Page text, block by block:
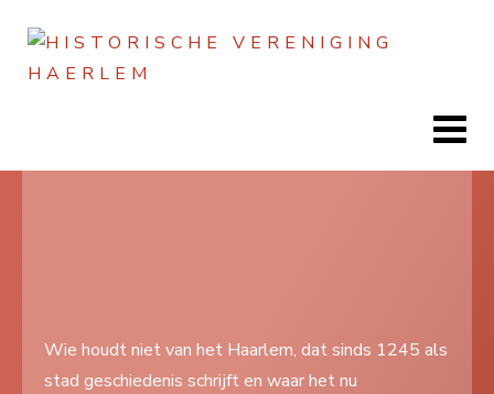
Lezen
Wie houdt niet van het Haarlem, dat sinds 1245 als
stad geschiedenis schrijft en waar het nu